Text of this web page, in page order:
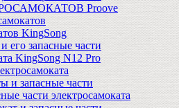
Proove
KingSong
его запасные части
KingSong N12 Pro
и запасные части
части электросамоката